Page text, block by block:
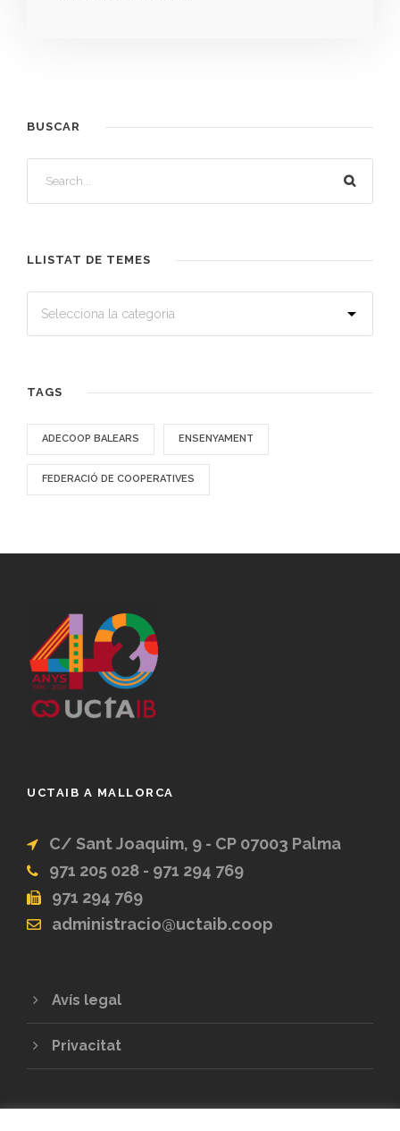
BUSCAR
LLISTAT DE TEMES
TAGS
ADECOOP BALEARS ENSENYAMENT
FEDERACIÓ DE COOPERATIVES
UCTAIB A MALLORCA
C/ Sant Joaquim, 9 - CP 07003 Palma
971 205 028 - 971 294 769
971 294 769
administracio@uctaib.coop
Avís legal
Privacitat